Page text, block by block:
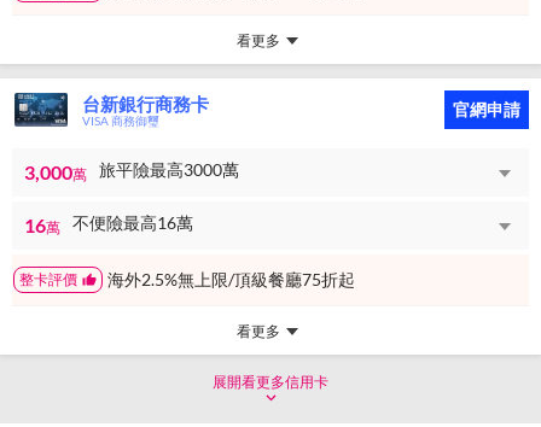
看更多
台新銀行商務卡
VISA 商務御璽
官網申請
3,000萬 旅平險最高3000萬
16萬 不便險最高16萬
整卡評價 海外2.5%無上限/頂級餐廳75折起
看更多
展開看更多信用卡